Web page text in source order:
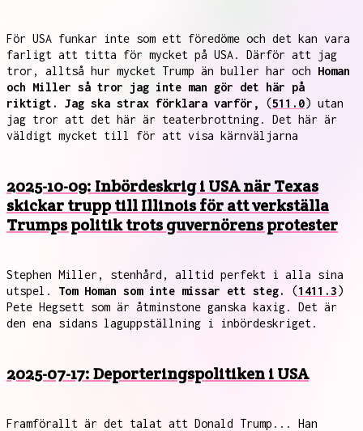
För USA funkar inte som ett föredöme och det kan vara
farligt att titta för mycket på USA. Därför att jag
tror, alltså hur mycket Trump än buller har och Homan
och Miller så tror jag inte man gör det här på
riktigt. Jag ska strax förklara varför,
(511.0) utan
jag tror att det här är teaterbrottning. Det här är
väldigt mycket till för att visa kärnväljarna
2025-10-09: Inbördeskrig i USA när Texas
skickar trupp till Illinois för att verkställa
Trumps politik trots guvernörens protester
Stephen Miller, stenhård, alltid perfekt i alla sina
utspel. Tom Homan som inte missar ett steg. (1411.3)
Pete Hegsett som är åtminstone ganska kaxig. Det är
den ena sidans laguppställning i inbördeskriget.
2025-07-17: Deporteringspolitiken i USA
Framförallt är det talat att Donald Trump... Han